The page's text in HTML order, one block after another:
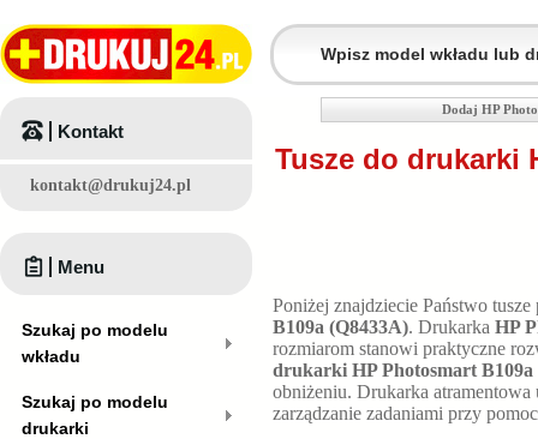
Dodaj HP
Tusze do drukarki
Poniżej znajdziecie Państwo
B109a (Q8433A). Drukarka HP
rozmiarom stanowi praktyczne
drukarki HP Photosmart B109a
obniżeniu. Drukarka
zarządzanie zadaniami przy
Kontakt
kontakt@drukuj24.pl
Menu
Szukaj po modelu
wkładu
Szukaj po modelu
drukarki